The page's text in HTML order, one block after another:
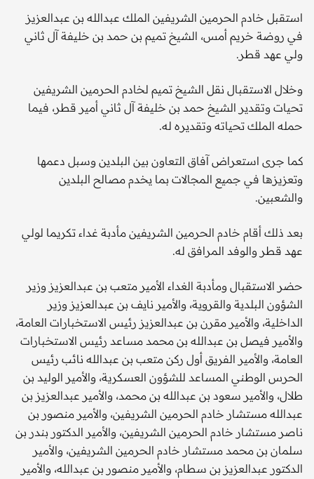
استقبل خادم الحرمين الشريفين الملك عبدالله بن عبدالعزيز
في روضة خريم أمس، الشيخ تميم بن حمد بن خليفة آل ثاني
ولي عهد قطر.
وخلال الاستقبال نقل الشيخ تميم لخادم الحرمين الشريفين
تحيات وتقدير الشيخ حمد بن خليفة آل ثاني أمير قطر، فيما
حمله الملك تحياته وتقديره له.
كما جرى استعراض آفاق التعاون بين البلدين وسبل دعمها
وتعزيزها في جميع المجالات بما يخدم مصالح البلدين
والشعبين.
بعد ذلك أقام خادم الحرمين الشريفين مأدبة غداء تكريما لولي
عهد قطر والوفد المرافق له.
حضر الاستقبال ومأدبة الغداء الأمير متعب بن عبدالعزيز وزير
الشؤون البلدية والقروية، والأمير نايف بن عبدالعزيز وزير
الداخلية، والأمير مقرن بن عبدالعزيز رئيس الاستخبارات العامة،
والأمير فيصل بن عبدالله بن محمد مساعد رئيس الاستخبارات
العامة، والأمير الفريق أول ركن متعب بن عبدالله نائب رئيس
الحرس الوطني المساعد للشؤون العسكرية، والأمير الوليد بن
طلال، والأمير سعود بن عبدالله بن محمد، والأمير عبدالعزيز بن
عبدالله مستشار خادم الحرمين الشريفين، والأمير منصور بن
ناصر مستشار خادم الحرمين الشريفين، والأمير الدكتور بندر بن
سلمان بن محمد مستشار خادم الحرمين الشريفين، والأمير
الدكتور عبدالعزيز بن سطام، والأمير منصور بن عبدالله، والأمير